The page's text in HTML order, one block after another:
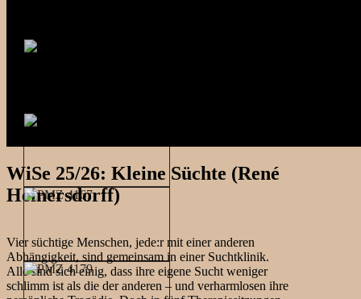
WiSe 25/26: Kleine Süchte (René
Heinersdorff)
Vier süchtige Menschen, jede:r mit einer anderen
Abhängigkeit, sind gemeinsam in einer Suchtklinik.
Alle sind sich einig, dass ihre eigene Sucht weniger
schlimm ist als die der anderen – und verharmlosen ihre